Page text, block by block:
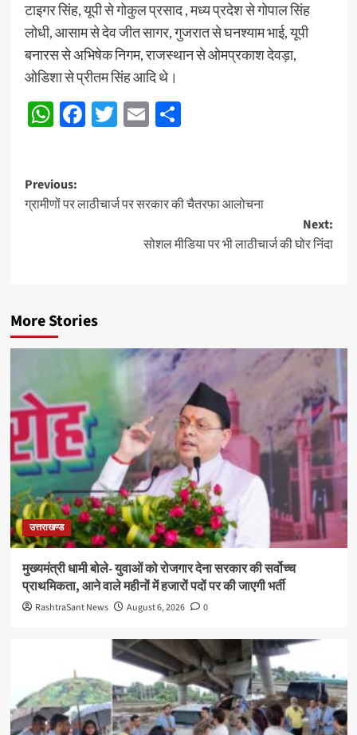
टाइगर सिंह, यूपी से गोकुल प्रसाद , मध्य प्रदेश से गोपाल सिंह
लोधी, आसाम से देव जीत सागर, गुजरात से घनश्याम भाई, यूपी
बनारस से अभिषेक निगम, राजस्थान से ओमप्रकाश देवड़ा,
ओडिशा से प्रीतम सिंह आदि थे।
WhatsApp
Facebook
Twitter
EmailShare
Post
navigation
Previous:
ग्रामीणों पर लाठीचार्ज पर सरकार की चैतरफा आलोचना
Next:
सोशल मीडिया पर भी लाठीचार्ज की घोर निंदा
More Stories
उत्तराखण्ड
मुख्यमंत्री धामी बोले- युवाओं को रोजगार देना सरकार की सर्वोच्च
प्राथमिकता, आने वाले महीनों में हजारों पदों पर की जाएगी भर्ती
RashtraSant News August 6, 2026 0